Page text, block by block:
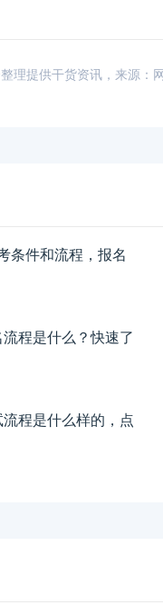
理提供干货资讯，来源
条件和流程，报名
程是什么？快速了
程是什么样的，点